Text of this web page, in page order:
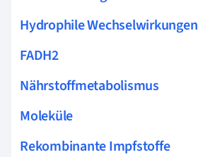
Hydrophile Wechselwirkungen
FADH2
Nährstoffmetabolismus
Moleküle
Rekombinante Impfstoffe